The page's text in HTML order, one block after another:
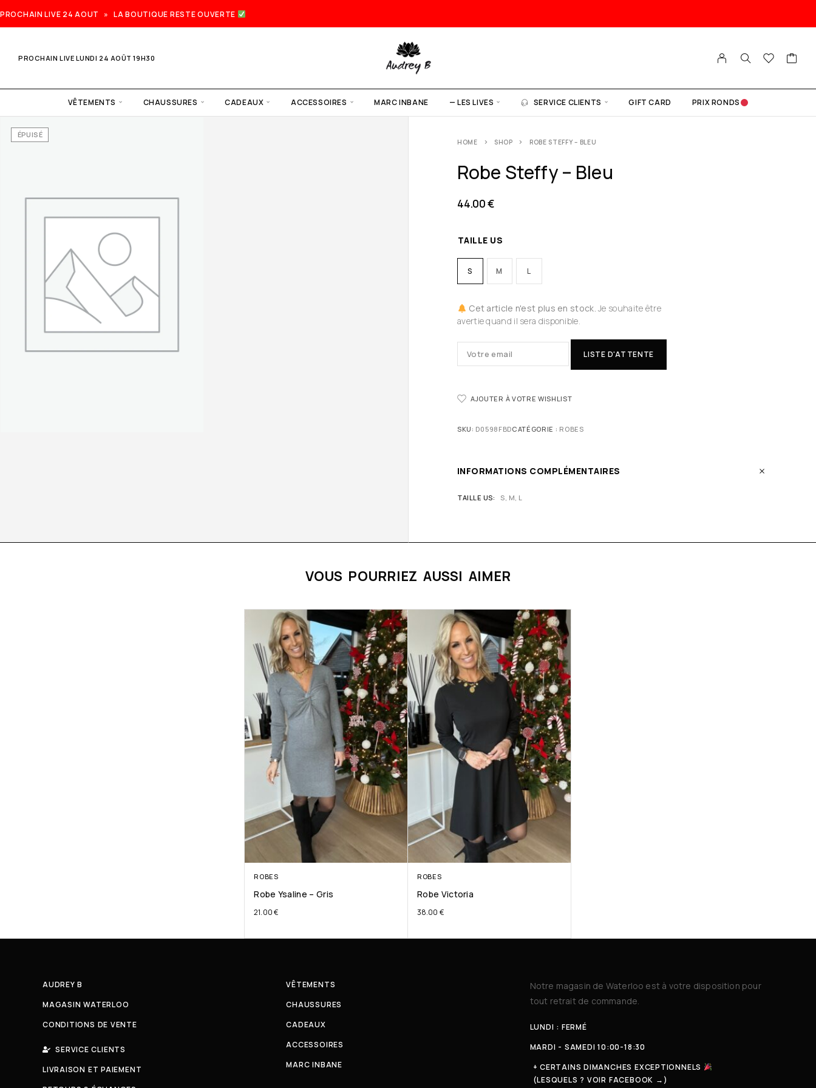
PROCHAIN LIVE 24 AOUT » LA BOUTIQUE RESTE OUVERTE
PROCHAIN LIVE LUNDI 24 AOÛT 19H30
VÊTEMENTS CHAUSSURES CADEAUX ACCESSOIRES MARC INBANE — LES LIVES SERVICE CLIENTS GIFT CARD PRIX RONDS
ÉPUISÉ
HOME SHOP ROBE STEFFY – BLEU
Robe Steffy – Bleu
44.00€
TAILLE US
S M L
Cet article n'est plus en stock. Je souhaite être
avertie quand il sera disponible.
LISTE D'ATTENTE
AJOUTER À VOTRE WISHLIST
SKU: D0598FBDCATÉGORIE : ROBES
INFORMATIONS COMPLÉMENTAIRES
TAILLE US S, M, L
VOUS POURRIEZ AUSSI AIMER
ROBES
Robe Ysaline – Gris
21.00€
ROBES
Robe Victoria
38.00 €
AUDREY B
MAGASIN WATERLOO
CONDITIONS DE VENTE
SERVICE CLIENTS
LIVRAISON ET PAIEMENT
VÊTEMENTS
CHAUSSURES
CADEAUX
ACCESSOIRES
MARC INBANE
Notre magasin de Waterloo est à votre disposition pour
tout retrait de commande.
LUNDI : FERMÉ
MARDI - SAMEDI 10:00-18:30
+ CERTAINS DIMANCHES EXCEPTIONNELS
(LESQUELS ? VOIR FACEBOOK →)